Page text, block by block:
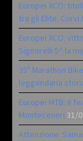
Europei XCO:
tra gli Elite. Corvi
Europei XCO:
Signorelli 5^ la
35ª Marathon
leggendaria
Europei MTB: il
Monteceneri 31/
Attenzione: